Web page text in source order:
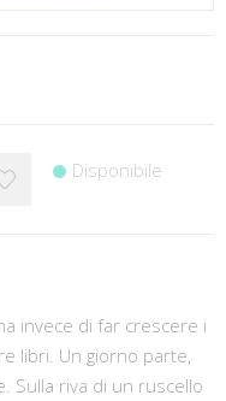
Disponibile
invece di far crescere i
libri. Un giorno parte,
Sulla riva di un ruscello